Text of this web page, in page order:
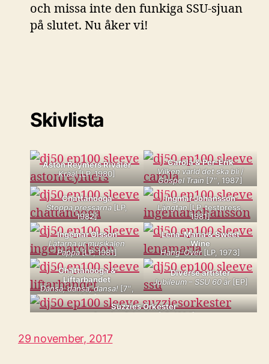
och missa inte den funkiga SSU-sjuan
på slutet. Nu åker vi!
Skivlista
Aston Reymers Rivaler
Kräål[LP, 1980]
Carola & Per-Erik
Vilken värld det ska bli/
Gospel Train [7″, 1987]
Chattanooga
Stoppa pressarna[LP,
1982]
Ingmar Johansson
Längtan [LP, testpress,
1981]
Ingemar Olsson
Låtarna ur musikalen
Pappa[LP, 1981]
Lena-Maria & Sweet
Wine
Hang-Over [LP, 1973]
Chattanooga &
Liftarbandet
Dansa, dansa, dansa![7″,
1988]
Diverse artister
Jubileum – SSU 60 år[EP]
Suzzies Orkester
Suzzies Orkester[LP, 1984]
29 november, 2017